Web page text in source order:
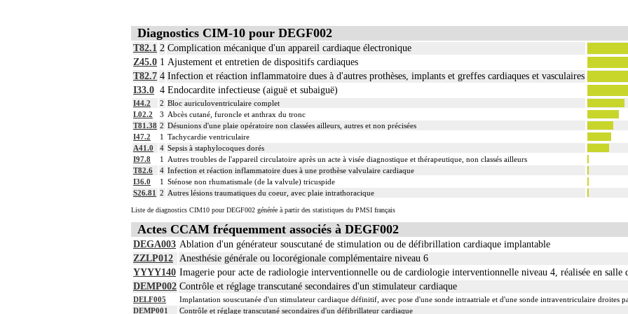
4
La circulation extracorporelle [CEC] pour acte intrathoracique inclut, pour le chirurgien, l'installation, la conduite de la circulation
suivantes :
- décision de l'indication et choix de la technique
- pose et ablation des canules
- choix du niveau d'hypothermie
- choix du débit de CEC
- décision d'arrêt circulatoire
- définition des protocoles de remplissage
- décision de cardioplégie
- décision d'assistance circulatoire.
4
La suture d'un vaisseau inclut l'angioplastie d'élargissement.
4
Le pontage artériel inclut la thromboendartériectomie de contigüité.
4
Les actes sur le thorax, par thoracoscopie incluent l'évacuation de collection intrathoracique associée, la pose de drain pleural et/ou
4
Les actes sur le thorax, par thoracotomie incluent l'évacuation de collection intrathoracique associée, la pose de drain pleural et/ou
4
Facturation : les suppléments de numérisation ou la radioscopie de longue durée sous ampli de brillance (chapitre 19) ne peuvent pas être
de radiologie vasculaire
Diagnostics CIM-10 pour DEGF002
T82.1 2 Complication mécanique d'un appareil cardiaque électronique
Z45.0 1 Ajustement et entretien de dispositifs cardiaques
T82.7 4 Infection et réaction inflammatoire dues à d'autres prothèses, implants et greffes cardiaques et vasculaires
I33.0 4 Endocardite infectieuse (aiguë et subaiguë)
I44.2 2 Bloc auriculoventriculaire complet
L02.2
3 Abcès cutané, furoncle et anthrax du tronc
T81.38 2 Désunions d'une plaie opératoire non classées ailleurs, autres et non précisées
I47.2
1 Tachycardie ventriculaire
A41.0
4 Sepsis à staphylocoques dorés
I97.8
1
Autres troubles de l'appareil circulatoire après un acte à visée diagnostique et thérapeutique, non classés ailleurs
T82.6
4 Infection et réaction inflammatoire dues à une prothèse valvulaire cardiaque
I36.0
1 Sténose non rhumatismale (de la valvule) tricuspide
S26.81 2 Autres lésions traumatiques du coeur, avec plaie intrathoracique
Liste de diagnostics CIM10 pour DEGF002 générée à partir des statistiques du PMSI français
Actes CCAM fréquemment associés à DEGF002
DEGA003 Ablation d'un générateur souscutané de stimulation ou de défibrillation cardiaque implantable
ZZLP012 Anesthésie générale ou locorégionale complémentaire niveau 6
YYYY140 Imagerie pour acte de radiologie interventionnelle ou de cardiologie interventionnelle niveau 4, réalisée en salle
DEMP002 Contrôle et réglage transcutané secondaires d'un stimulateur cardiaque
DELF005
Implantation souscutanée d'un stimulateur cardiaque définitif, avec pose d'une sonde intraatriale et d'une sonde intraventriculaire droites
DEMP001
Contrôle et réglage transcutané secondaires d'un défibrillateur cardiaque